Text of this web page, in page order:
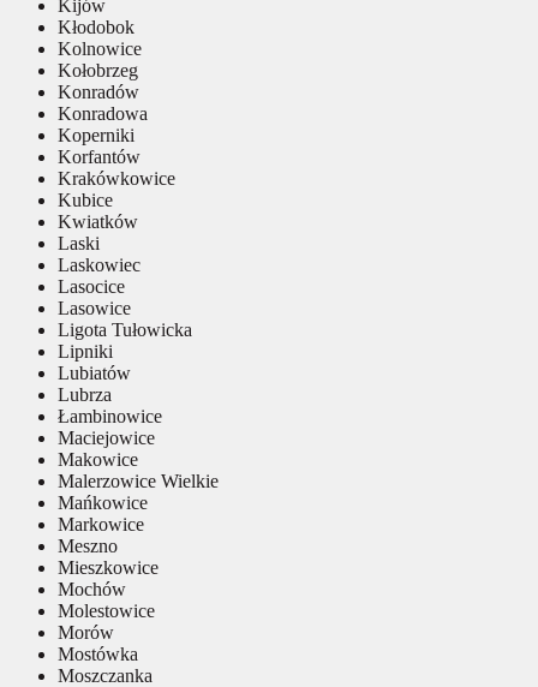
Kijów
Kłodobok
Kolnowice
Kołobrzeg
Konradów
Konradowa
Koperniki
Korfantów
Krakówkowice
Kubice
Kwiatków
Laski
Laskowiec
Lasocice
Lasowice
Ligota Tułowicka
Lipniki
Lubiatów
Lubrza
Łambinowice
Maciejowice
Makowice
Malerzowice Wielkie
Mańkowice
Markowice
Meszno
Mieszkowice
Mochów
Molestowice
Morów
Mostówka
Moszczanka